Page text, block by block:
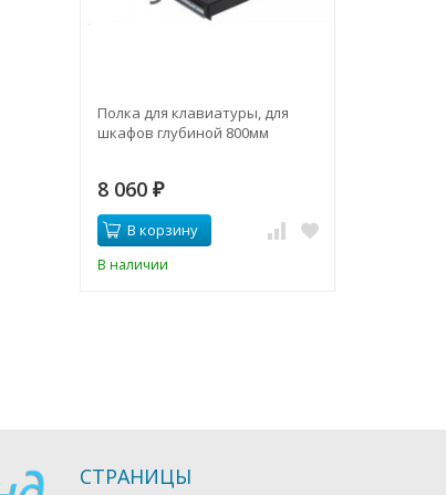
Полка для клавиатуры, для
шкафов глубиной 800мм
8 060 ₽
В корзину
В наличии
СТРАНИЦЫ